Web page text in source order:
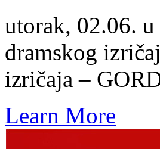
utorak, 02.06.
dramskog
izričaja –
Learn More